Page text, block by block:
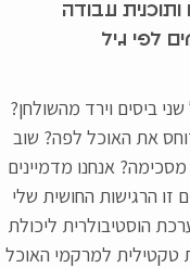
ותוכנית עבודה
לפי גיל
ביסים וירד מהשולחן?
את האוכל לפה? שוב
אנחנו מדמיינים
הרגישות החושית שלי
הוסטיבולרית ליכולת
טקטילית למרקמי האוכל